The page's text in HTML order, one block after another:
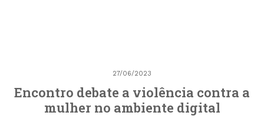
27/06/2023
Encontro debate a violência contra a
mulher no ambiente digital